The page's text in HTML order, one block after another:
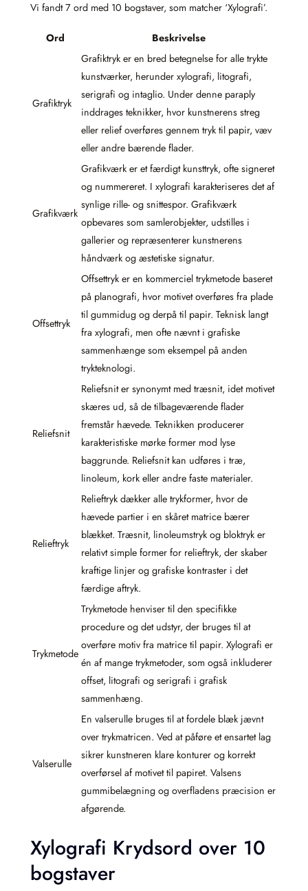
Vi fandt 7 ord med 10 bogstaver, som matcher ‘Xylografi’.
Ord Beskrivelse
Grafiktryk
Grafiktryk er en bred betegnelse for alle trykte
kunstværker, herunder xylografi, litografi,
serigrafi og intaglio. Under denne paraply
inddrages teknikker, hvor kunstnerens streg
eller relief overføres gennem tryk til papir, væv
eller andre bærende flader.
Grafikværk
Grafikværk er et færdigt kunsttryk, ofte signeret
og nummereret. I xylografi karakteriseres det af
synlige rille- og snittespor. Grafikværk
opbevares som samlerobjekter, udstilles i
gallerier og repræsenterer kunstnerens
håndværk og æstetiske signatur.
Offsettryk
Offsettryk er en kommerciel trykmetode baseret
på planografi, hvor motivet overføres fra plade
til gummidug og derpå til papir. Teknisk langt
fra xylografi, men ofte nævnt i grafiske
sammenhænge som eksempel på anden
trykteknologi.
Reliefsnit
Reliefsnit er synonymt med træsnit, idet motivet
skæres ud, så de tilbageværende flader
fremstår hævede. Teknikken producerer
karakteristiske mørke former mod lyse
baggrunde. Reliefsnit kan udføres i træ,
linoleum, kork eller andre faste materialer.
Relieftryk
Relieftryk dækker alle trykformer, hvor de
hævede partier i en skåret matrice bærer
blækket. Træsnit, linoleumstryk og bloktryk er
relativt simple former for relieftryk, der skaber
kraftige linjer og grafiske kontraster i det
færdige aftryk.
Trykmetode
Trykmetode henviser til den specifikke
procedure og det udstyr, der bruges til at
overføre motiv fra matrice til papir. Xylografi er
én af mange trykmetoder, som også inkluderer
offset, litografi og serigrafi i grafisk
sammenhæng.
Valserulle
En valserulle bruges til at fordele blæk jævnt
over trykmatricen. Ved at påføre et ensartet lag
sikrer kunstneren klare konturer og korrekt
overførsel af motivet til papiret. Valsens
gummibelægning og overfladens præcision er
afgørende.
Xylografi Krydsord over 10
bogstaver